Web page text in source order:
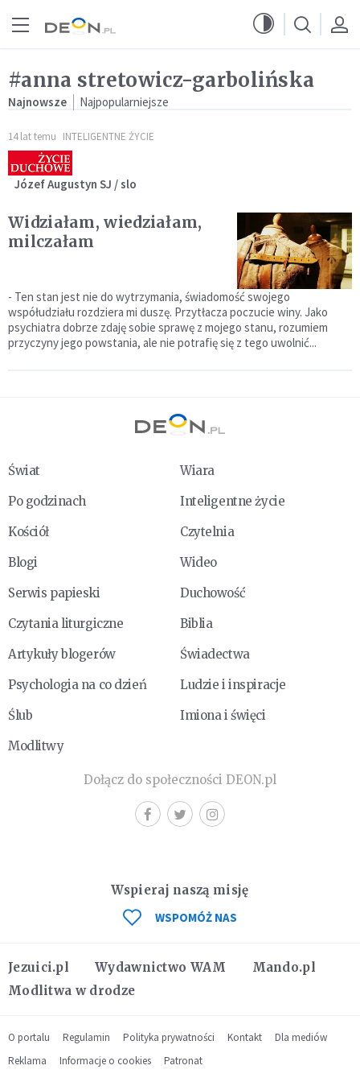
#anna stretowicz-garbolińska
Najnowsze Najpopularniejsze
14 lat temu INTELIGENTNE ŻYCIE
Józef Augustyn SJ / slo
Widziałam, wiedziałam,
milczałam
- Ten stan jest nie do wytrzymania, świadomość swojego
współudziału rozdziera mi duszę. Przytłacza poczucie winy. Jako
psychiatra dobrze zdaję sobie sprawę z mojego stanu, rozumiem
przyczyny jego powstania, ale nie potrafię się z tego uwolnić...
Świat
Wiara
Po godzinach
Inteligentne życie
Kościół
Czytelnia
Blogi
Wideo
Serwis papieski
Duchowość
Czytania liturgiczne
Biblia
Artykuły blogerów
Świadectwa
Psychologia na co dzień
Ludzie i inspiracje
Ślub
Imiona i święci
Modlitwy
Dołącz do społeczności DEON.pl
Jezuici.pl Wydawnictwo WAM
Mando.pl
Modlitwa w drodze
Wspieraj naszą misję
WSPOMÓŻ NAS
O portalu Regulamin Polityka prywatności Kontakt
Dla mediów
Reklama
Informacje o cookies Patronat